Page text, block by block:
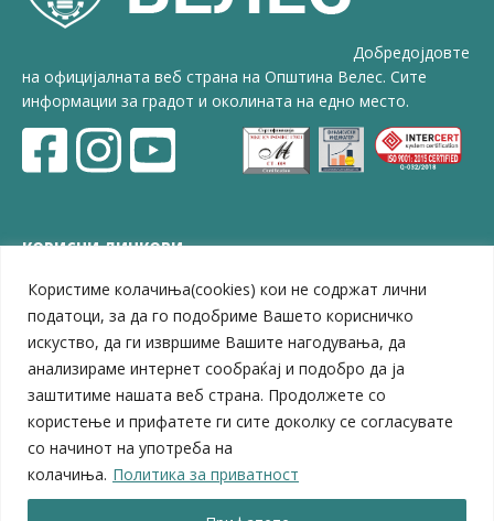
Користиме колачиња(cookies) кои не содржат лични
податоци, за да го подобриме Вашето корисничко
искуство, да ги извршиме Вашите нагодувања, да
анализираме интернет сообраќај и подобро да ја
заштитиме нашата веб страна. Продолжете со
користење и прифатете ги сите доколку се согласувате
со начинот на употреба на
колачиња. Политика за приватност
Добредојдовте
на официјалната веб страна на Општина Велес. Сите
информации за градот и околината на едно место.
КОРИСНИ ЛИНКОВИ
ЗЕЛС – Заедница на единиците на локална самоуправа
Центар за развој на Вардарски плански регион
Јавно комунално претпријатие „Дервен“
ЈПССО „Парк – спорт и паркинзи“
ЛБ „Гоце Делчев“
ЛУ „Народен Музеј“
Влада на Република Северна Македонија
Собрание на Република Северна Македонија
Министерство за финансии